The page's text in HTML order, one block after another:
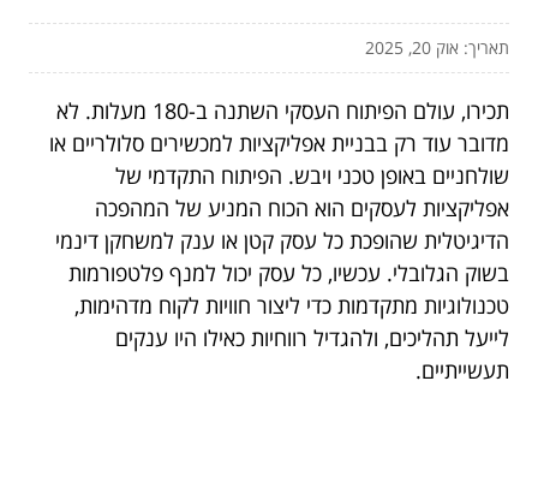
תאריך: אוק 20, 2025
תכירו, עולם הפיתוח העסקי השתנה ב-180 מעלות. לא
מדובר עוד רק בבניית אפליקציות למכשירים סלולריים או
שולחניים באופן טכני ויבש. הפיתוח התקדמי של
אפליקציות לעסקים הוא הכוח המניע של המהפכה
הדיגיטלית שהופכת כל עסק קטן או ענק למשחקן דינמי
בשוק הגלובלי. עכשיו, כל עסק יכול למנף פלטפורמות
טכנולוגיות מתקדמות כדי ליצור חוויות לקוח מדהימות,
לייעל תהליכים, ולהגדיל רווחיות כאילו היו ענקים
תעשייתיים.